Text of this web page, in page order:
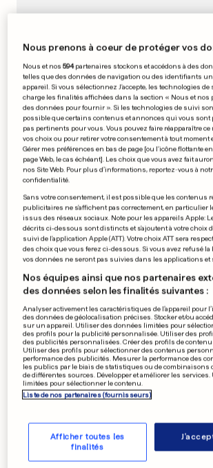
AU LUXEMBOURG
Bataille judiciaire
résidence à Rodange
0 0
BOURSE
Le CAC 40
30e
0
CARNET NOIR
Aldo Platini, le
Michel, est
0 0
PUBLICITÉ
Nous prenons à coeur de protéger vos
Nous et nos594partenaires stockons et accédons à des
telles que des données de navigation ou des identifiants
appareil. Si vous sélectionnez J'accepte, les technologies
charge les finalités affichées dans la section « Nous et nos
des données pour fournir ». Si les technologies de suivi
possible que certains contenus et annonces qui vous sont
pas pertinents pour vous. Vous pouvez faire réapparaître
vos choix ou pour retirer votre consentement à tout
Gérer mes préférences en bas de page [ou l'icône flottante
page Web, le cas échéant]. Les choix que vous avez fait
nos Site Web. Pour plus d’informations, reportez-vous à
confidentialité.
Sans votre consentement, il est possible que les contenus
publicitaires ne s'affichent pas correctement, en particulier
issus des réseaux sociaux. Note pour les appareils Apple:
décrits ci-dessous sont distincts et s'ajoutent à votre choix
suivi de l'application Apple (ATT). Votre choix ATT sera
des choix que vous ferez ci-dessous. Si vous avez refusé la
vos données ne seront pas suivies dans les applications et
Nos équipes ainsi que nos partenaires
des données selon les finalités suivantes :
Analyser activement les caractéristiques de l’appareil pour
des données de géolocalisation précises. Stocker et/ou
sur un appareil. Utiliser des données limitées pour
des profils pour la publicité personnalisée. Utiliser des
des publicités personnalisées. Créer des profils de
Utiliser des profils pour sélectionner des contenus
performance des publicités. Mesurer la performance des
les publics par le biais de statistiques ou de combinaisons
de différentes sources. Développer et améliorer les
limitées pour sélectionner le contenu.
Liste de nos partenaires (fournisseurs)
Afficher toutes les
finalités